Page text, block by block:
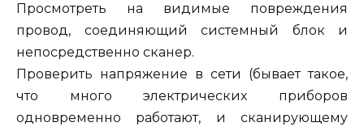
Просмотреть на видимые повреждения
провод, соединяющий системный блок и
непосредственно сканер.
Проверить напряжение в сети (бывает такое,
что много электрических приборов
одновременно работают, и сканирующему